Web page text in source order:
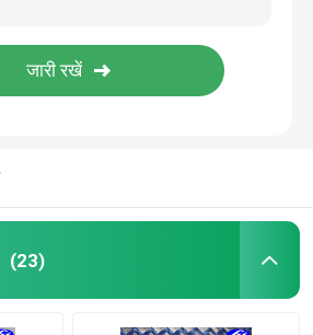
(23)